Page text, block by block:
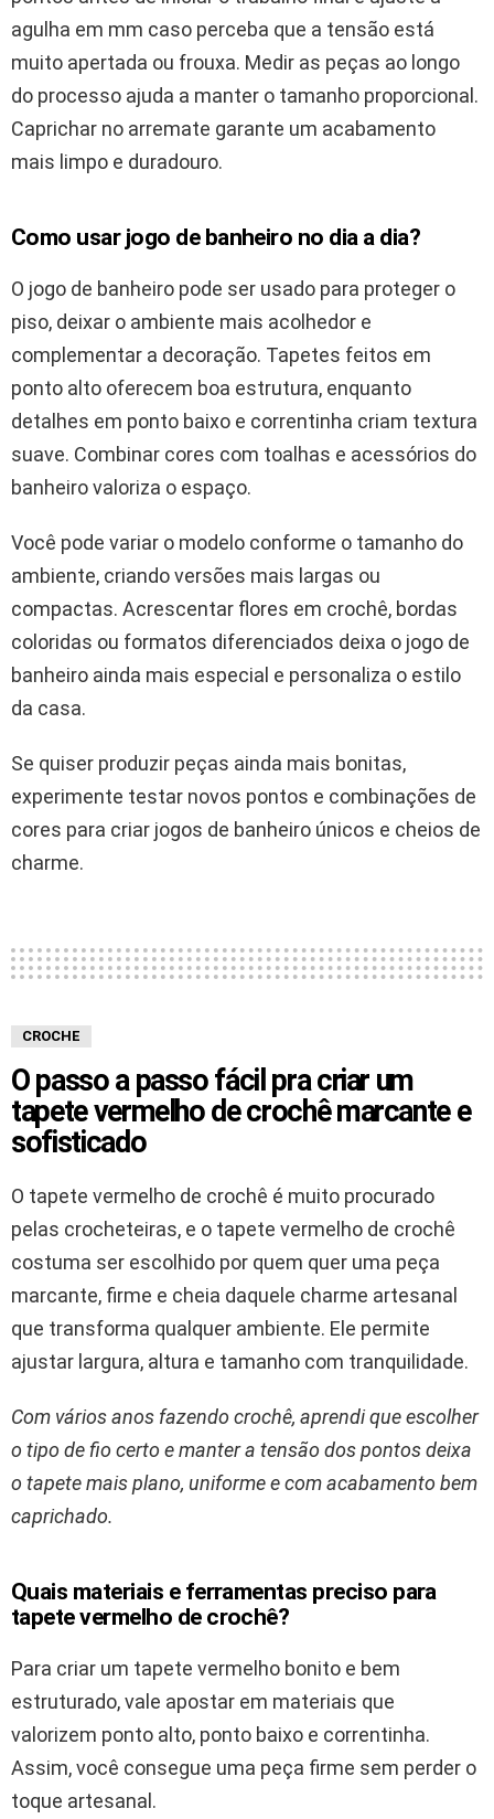
agulha em mm caso perceba que a tensão está
muito apertada ou frouxa. Medir as peças ao longo
do processo ajuda a manter o tamanho proporcional.
Caprichar no arremate garante um acabamento
mais limpo e duradouro.
Como usar jogo de banheiro no dia a dia?
O jogo de banheiro pode ser usado para proteger o
piso, deixar o ambiente mais acolhedor e
complementar a decoração. Tapetes feitos em
ponto alto oferecem boa estrutura, enquanto
detalhes em ponto baixo e correntinha criam textura
suave. Combinar cores com toalhas e acessórios do
banheiro valoriza o espaço.
Você pode variar o modelo conforme o tamanho do
ambiente, criando versões mais largas ou
compactas. Acrescentar flores em crochê, bordas
coloridas ou formatos diferenciados deixa o jogo de
banheiro ainda mais especial e personaliza o estilo
da casa.
Se quiser produzir peças ainda mais bonitas,
experimente testar novos pontos e combinações de
cores para criar jogos de banheiro únicos e cheios de
charme.
CROCHE
O passo a passo fácil pra criar um
tapete vermelho de crochê marcante e
sofisticado
O tapete vermelho de crochê é muito procurado
pelas crocheteiras, e o tapete vermelho de crochê
costuma ser escolhido por quem quer uma peça
marcante, firme e cheia daquele charme artesanal
que transforma qualquer ambiente. Ele permite
ajustar largura, altura e tamanho com tranquilidade.
Com vários anos fazendo crochê, aprendi que escolher
o tipo de fio certo e manter a tensão dos pontos deixa
o tapete mais plano, uniforme e com acabamento bem
caprichado.
Quais materiais e ferramentas preciso para
tapete vermelho de crochê?
Para criar um tapete vermelho bonito e bem
estruturado, vale apostar em materiais que
valorizem ponto alto, ponto baixo e correntinha.
Assim, você consegue uma peça firme sem perder o
toque artesanal.